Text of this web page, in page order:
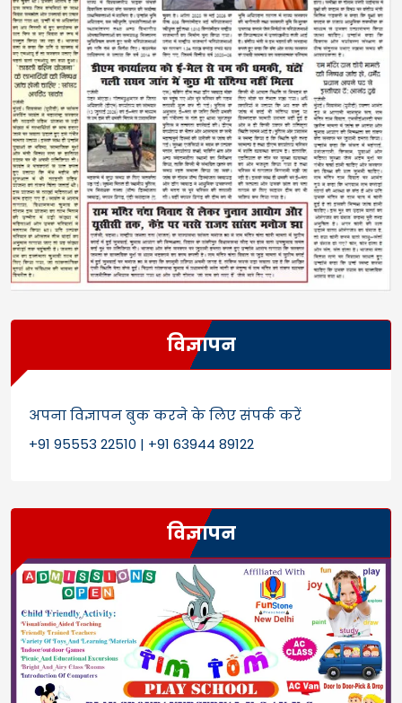
विज्ञापन
अपना विज्ञापन बुक करने के लिए संपर्क करें
+91 95553 22510 | +91 63944 89122
विज्ञापन